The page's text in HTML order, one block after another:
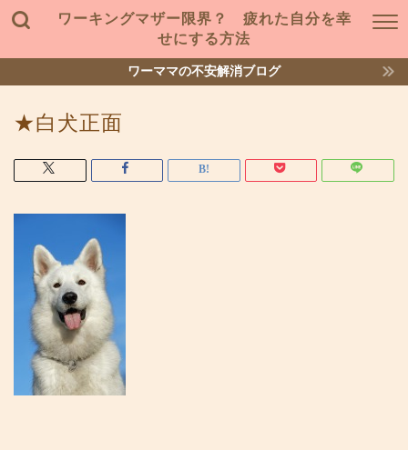
ワーキングマザー限界？ 疲れた自分を幸
せにする方法
ワーママの不安解消ブログ
★白犬正面